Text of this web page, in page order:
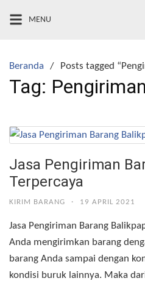
MENU
Beranda Posts tagged
Tag:
Jasa Pengiriman
Terpercaya
KIRIM BARANG · 19 APRIL 2021
Jasa Pengiriman Barang
Anda mengirimkan barang
barang Anda sampai dengan
kondisi buruk lainnya. Maka